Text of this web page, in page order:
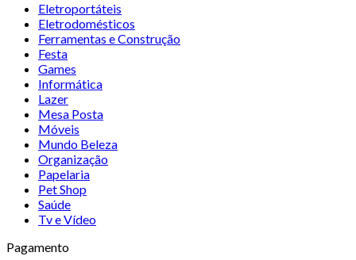
Eletroportáteis
Eletrodomésticos
Ferramentas e Construção
Festa
Games
Informática
Lazer
Mesa Posta
Móveis
Mundo Beleza
Organização
Papelaria
Pet Shop
Saúde
Tv e Vídeo
Pagamento